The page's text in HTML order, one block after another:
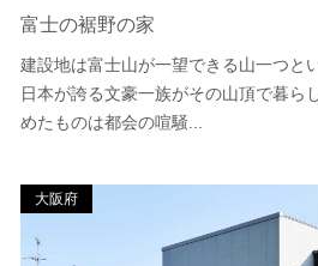
富士の裾野の家
建設地は富士山が一望できる山一つと
日本が誇る文豪一族がその山頂で暮ら
めたものは都会の喧騒...
大阪府